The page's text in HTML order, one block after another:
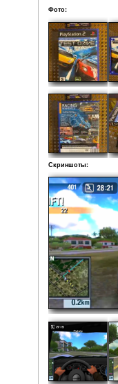
Издатель:
Product ID:
Дата
Регион: PAL
Жанр:
Кол-во
Состояние:
царапин)
• Коробка
• Мануал
• Диск
Рейтинг:
Фото: